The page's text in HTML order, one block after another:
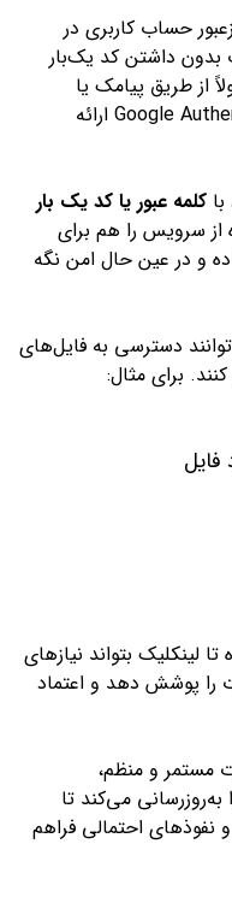
حساب کاربری در
داشتن کد یک‌بار
از طریق پیامک یا
اپلیکیشن‌های تولید رمز مثل Google Authenticator ارائه
کلمه عبور یا کد یک بار
از سرویس را هم برای
و در عین حال امن نگه
دسترسی به فایل‌های
برای مثال:
فایل
لینکلیک بتواند نیازهای
را پوشش دهد و اعتماد
مستمر و منظم،
می‌کند تا
نفوذهای احتمالی فراهم